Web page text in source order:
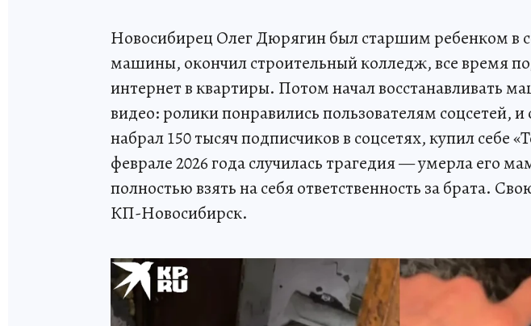
Новосибирец Олег Дюрягин был старшим ребенком в
машины, окончил строительный колледж, все время
интернет в квартиры. Потом начал восстанавливать
видео: ролики понравились пользователям соцсетей, и
набрал 150 тысяч подписчиков в соцсетях, купил себе
феврале 2026 года случилась трагедия — умерла его
полностью взять на себя ответственность за брата.
КП-Новосибирск.